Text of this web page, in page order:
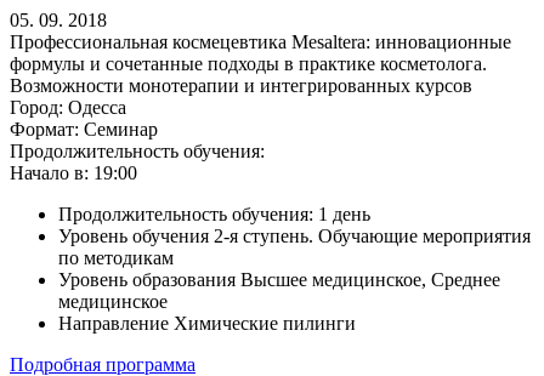
05. 09. 2018
Профессиональная космецевтика Mesaltera: инновационные
формулы и сочетанные подходы в практике косметолога.
Возможности монотерапии и интегрированных курсов
Город: Одесса
Формат: Семинар
Продолжительность обучения:
Начало в: 19:00
Продолжительность обучения: 1 день
Уровень обучения 2-я ступень. Обучающие мероприятия
по методикам
Уровень образования Высшее медицинское, Среднее
медицинское
Направление Химические пилинги
Подробная программа